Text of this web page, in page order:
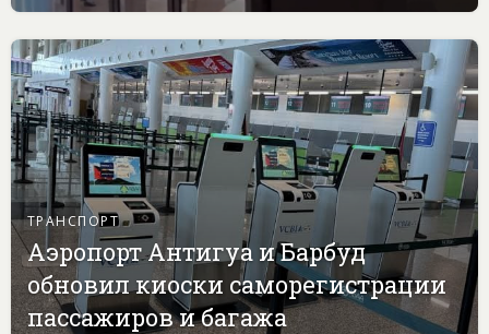
ТРАНСПОРТ
Аэропорт Антигуа и Барбуд
обновил киоски саморегистрации
пассажиров и багажа